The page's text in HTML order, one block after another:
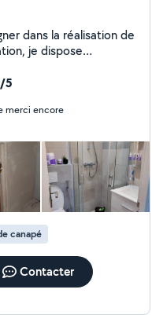
dans la réalisation de
je dispose
pour plus
5
merci encore
canapé
Contacter